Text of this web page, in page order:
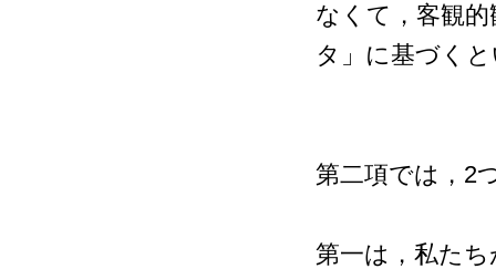
なくて，客観
タ」に基づく
第二項では，2
第一は，私た